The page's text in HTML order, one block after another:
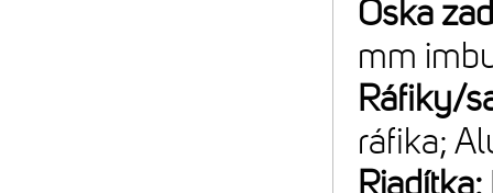
Oska
mm
Ráfiky/
ráfika;